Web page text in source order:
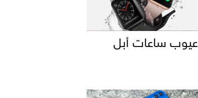
عيوب ساعات أبل